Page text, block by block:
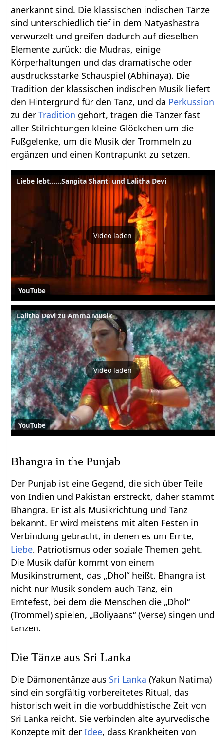
anerkannt sind. Die klassischen indischen Tänze
sind unterschiedlich tief in dem Natyashastra
verwurzelt und greifen dadurch auf dieselben
Elemente zurück: die Mudras, einige
Körperhaltungen und das dramatische oder
ausdrucksstarke Schauspiel (Abhinaya). Die
Tradition der klassischen indischen Musik liefert
den Hintergrund für den Tanz, und da Perkussion
zu derTradition gehört, tragen die Tänzer fast
aller Stilrichtungen kleine Glöckchen um die
Fußgelenke, um die Musik der Trommeln zu
ergänzen und einen Kontrapunkt zu setzen.
Liebe lebt......Sangita Shanti und Lalitha Devi
Video laden
YouTube
Lalitha Devi zu Amma Musik
Video laden
YouTube
Bhangra in the Punjab
Der Punjab ist eine Gegend, die sich über Teile
von Indien und Pakistan erstreckt, daher stammt
Bhangra. Er ist als Musikrichtung und Tanz
bekannt. Er wird meistens mit alten Festen in
Verbindung gebracht, in denen es um Ernte,
Liebe, Patriotismus oder soziale Themen geht.
Die Musik dafür kommt von einem
Musikinstrument, das „Dhol“ heißt. Bhangra ist
nicht nur Musik sondern auch Tanz, ein
Erntefest, bei dem die Menschen die „Dhol“
(Trommel) spielen, „Boliyaans“ (Verse) singen und
tanzen.
Die Tänze aus Sri Lanka
Die Dämonentänze aus Sri Lanka (Yakun Natima)
sind ein sorgfältig vorbereitetes Ritual, das
historisch weit in die vorbuddhistische Zeit von
Sri Lanka reicht. Sie verbinden alte ayurvedische
Konzepte mit derIdee, dass Krankheiten von